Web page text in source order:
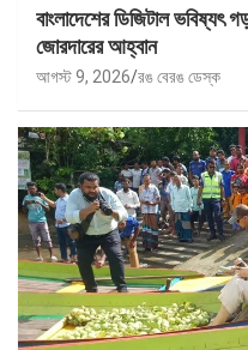
বাংলাদেশের ডিজিটাল ভবিষ্যৎ
জোরদারের আহ্বান
আগস্ট 9, 2026 রঙ বেরঙ ডেস্ক